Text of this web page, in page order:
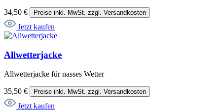
34,50 € Preise inkl. MwSt. zzgl. Versandkosten
Jetzt kaufen
Allwetterjacke
Allwetterjacke für nasses Wetter
35,50 € Preise inkl. MwSt. zzgl. Versandkosten
Jetzt kaufen